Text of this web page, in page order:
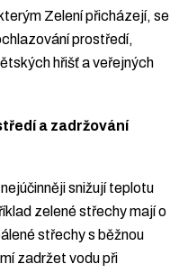
Zelení přicházejí, se
prostředí,
hřišť a veřejných
a zadržování
snižují teplotu
zelené střechy mají o
střechy s běžnou
zadržet vodu při